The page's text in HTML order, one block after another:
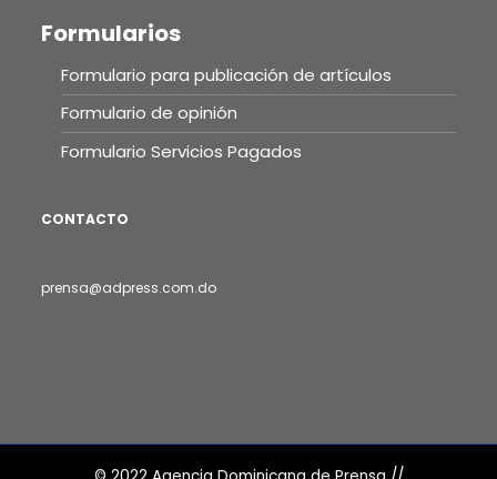
Formularios
Formulario para publicación de artículos
Formulario de opinión
Formulario Servicios Pagados
CONTACTO
prensa@adpress.com.do